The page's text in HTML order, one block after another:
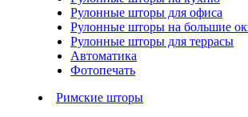
Рулонные шторы для офиса
Рулонные шторы на большие
Рулонные шторы для террасы
Автоматика
Фотопечать
Римские шторы